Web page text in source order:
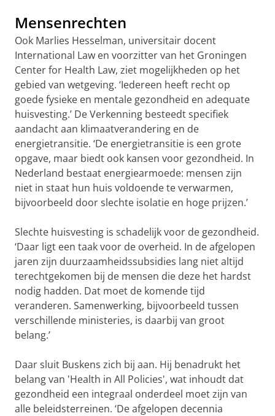
Mensenrechten
Ook Marlies Hesselman, universitair docent
International Law en voorzitter van het Groningen
Center for Health Law, ziet mogelijkheden op het
gebied van wetgeving. ‘Iedereen heeft recht op
goede fysieke en mentale gezondheid en adequate
huisvesting.’ De Verkenning besteedt specifiek
aandacht aan klimaatverandering en de
energietransitie. ‘De energietransitie is een grote
opgave, maar biedt ook kansen voor gezondheid. In
Nederland bestaat energiearmoede: mensen zijn
niet in staat hun huis voldoende te verwarmen,
bijvoorbeeld door slechte isolatie en hoge prijzen.’
Slechte huisvesting is schadelijk voor de gezondheid.
‘Daar ligt een taak voor de overheid. In de afgelopen
jaren zijn duurzaamheidssubsidies lang niet altijd
terechtgekomen bij de mensen die deze het hardst
nodig hadden. Dat moet de komende tijd
veranderen. Samenwerking, bijvoorbeeld tussen
verschillende ministeries, is daarbij van groot
belang.’
Daar sluit Buskens zich bij aan. Hij benadrukt het
belang van 'Health in All Policies', wat inhoudt dat
gezondheid een integraal onderdeel moet zijn van
alle beleidsterreinen. ‘De afgelopen decennia